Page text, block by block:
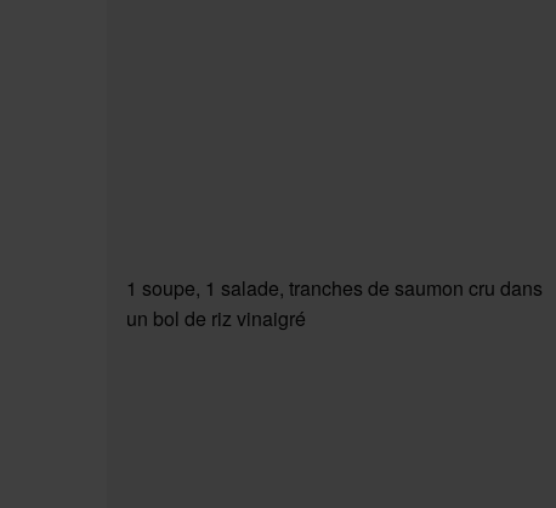
1 soupe, 1 salade, tranches de saumon cru dans
un bol de riz vinaigré